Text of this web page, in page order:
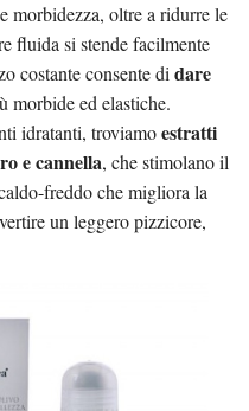
morbidezza, oltre a ridurre le
fluida si stende facilmente
costante consente di dare
morbide ed elastiche.
idratanti, troviamoestratti
e cannella, che stimolano il
freddo che migliora la
un leggero pizzicore,